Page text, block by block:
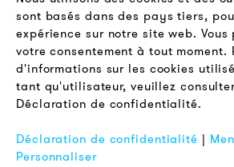
LÉGAL
Conditions Générales de Vente
Protection des Données
Mentions Légales
sont basés dans des pays tiers,
expérience sur notre site web.
votre consentement à tout moment.
d'informations sur les cookies
tant qu'utilisateur, veuillez
Déclaration de confidentialité.
Déclaration de confidentialité |
Personnaliser